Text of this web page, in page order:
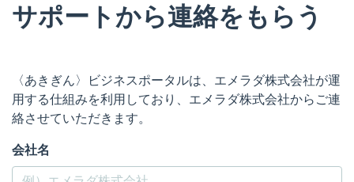
サポートから連絡をもらう
〈あきぎん〉ビジネスポータルは、エメラダ株式会社が運
用する仕組みを利用しており、エメラダ株式会社からご連
絡させていただきます。
会社名